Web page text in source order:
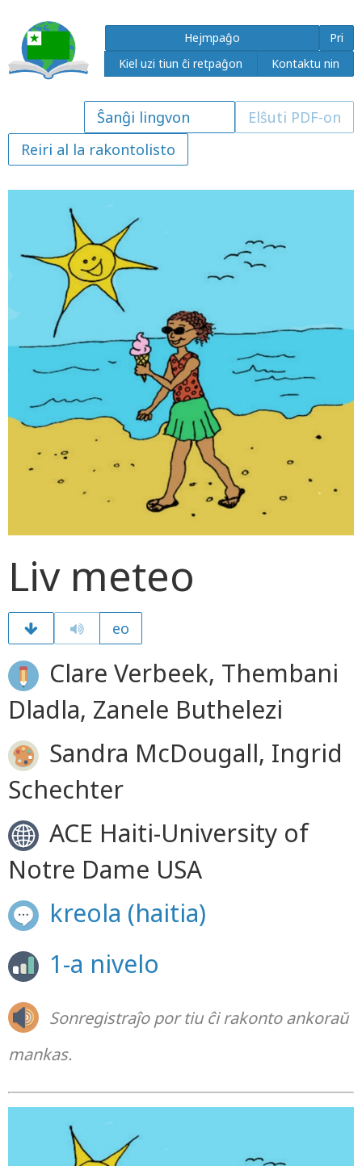
Hejmpaĝo
Pri
Kiel uzi tiun ĉi retpaĝon
Kontaktu nin
Elŝuti PDF-on
Reiri al la rakontolisto
Liv meteo
eo
Clare Verbeek, Thembani
Dladla, Zanele Buthelezi
Sandra McDougall, Ingrid
Schechter
ACE Haiti-University of
Notre Dame USA
kreola (haitia)
1-a nivelo
Sonregistraĵo por tiu ĉi rakonto ankoraŭ
mankas.